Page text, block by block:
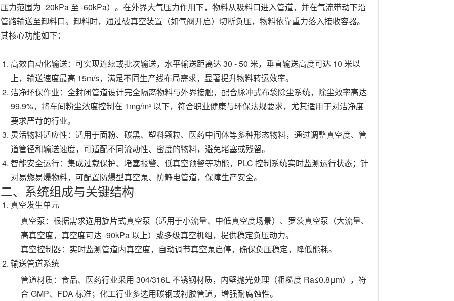
压力范围为 -20kPa 至 -60kPa）。在外界大气压力作用下，物料从吸料口进入管道，并在气流带动下沿
管路输送至卸料口。卸料时，通过破真空装置（如气阀开启）切断负压，物料依靠重力落入接收容器。
其核心功能如下：
高效自动化输送：可实现连续或批次输送，水平输送距离达 30 - 50 米，垂直输送高度可达 10 米以
上，输送速度最高 15m/s，满足不同生产线布局需求，显著提升物料转运效率。
洁净环保作业：全封闭管道设计完全隔离物料与外界接触，配合脉冲式布袋除尘系统，除尘效率高达
99.9%，将车间粉尘浓度控制在 1mg/m³ 以下，符合职业健康与环保法规要求，尤其适用于对洁净度
要求严苛的行业。
灵活物料适应性：适用于面粉、碳黑、塑料颗粒、医药中间体等多种形态物料，通过调整真空度、管
道管径和输送速度，可适配不同流动性、密度的物料，避免堵塞或残留。
智能安全运行：集成过载保护、堵塞报警、低真空预警等功能，PLC 控制系统实时监测运行状态；针
对易燃易爆物料，可配置防爆型真空泵、防静电管道，保障生产安全。
二、系统组成与关键结构
真空发生单元
真空泵：根据需求选用旋片式真空泵（适用于小流量、中低真空度场景）、罗茨真空泵（大流量、
高真空度，真空度可达 -90kPa 以上）或多级真空机组，提供稳定负压动力。
真空控制器：实时监测管道内真空度，自动调节真空泵启停，确保负压稳定，降低能耗。
输送管道系统
管道材质：食品、医药行业采用 304/316L 不锈钢材质，内壁抛光处理（粗糙度 Ra≤0.8μm），符
合 GMP、FDA 标准；化工行业多选用碳钢或衬胶管道，增强耐腐蚀性。